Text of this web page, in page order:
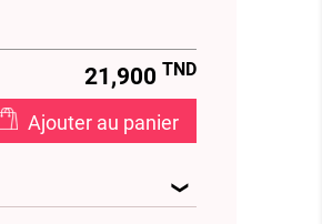
21,900 TND
Ajouter au panier